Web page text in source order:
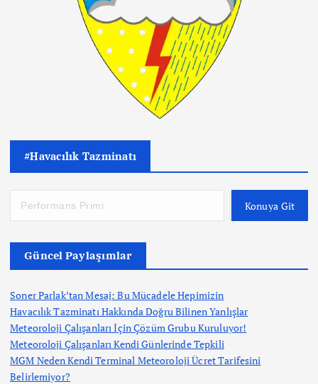
#Havacılık Tazminatı
Konuya Git
Güncel Paylaşımlar
Soner Parlak’tan Mesaj: Bu Mücadele Hepimizin
Havacılık Tazminatı Hakkında Doğru Bilinen Yanlışlar
Meteoroloji Çalışanları İçin Çözüm Grubu Kuruluyor!
Meteoroloji Çalışanları Kendi Günlerinde Tepkili
MGM Neden Kendi Terminal Meteoroloji Ücret Tarifesini
Belirlemiyor?